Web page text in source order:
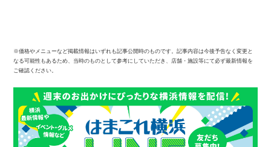
※価格やメニューなど掲載情報はいずれも記事公開時のものです。記事内容は今後予告なく変更と
なる可能性もあるため、当時のものとして参考にしていただき、店舗・施設等にて必ず最新情報を
ご確認ください。